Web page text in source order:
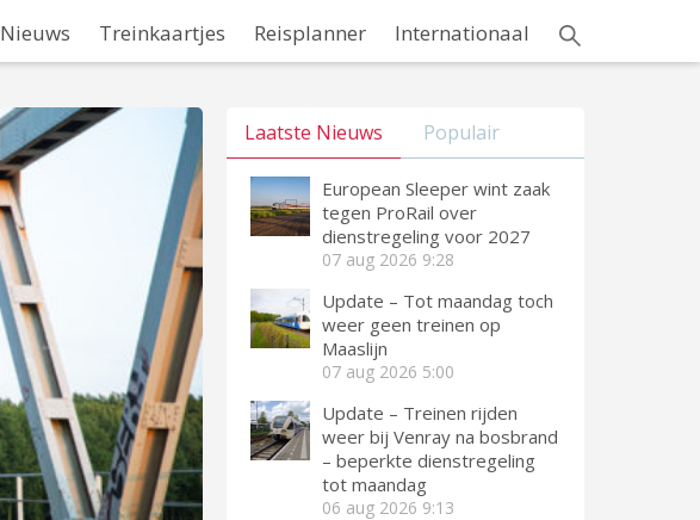
Nieuws Treinkaartjes Reisplanner Internationaal
Laatste Nieuws Populair
European Sleeper wint zaak
tegen ProRail over
dienstregeling voor 2027
07 aug 2026 9:28
Update – Tot maandag toch
weer geen treinen op
Maaslijn
07 aug 2026 5:00
Update – Treinen rijden
weer bij Venray na bosbrand
– beperkte dienstregeling
tot maandag
06 aug 2026 9:13